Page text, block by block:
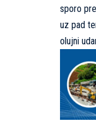
sporo
uz pad
olujni